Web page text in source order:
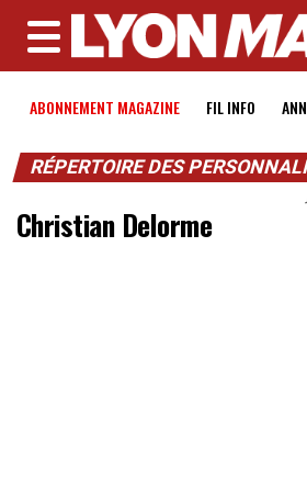
MENU
ABONNEMENT MAGAZINE FIL INFO
RÉPERTOIRE DES
Christian Delorme